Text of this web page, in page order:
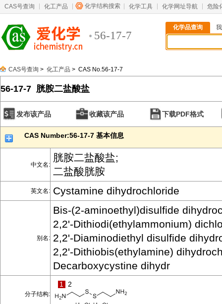
CAS号查询 化工产品 化学结构搜索 化学工具 化学网址导航 危险
56-17-7
化学品查询
CAS号查询 > 化工产品 > CAS No.56-17-7
56-17-7 胱胺二盐酸盐
发布该产品 收藏该产品 下载PDF格式
CAS Number:56-17-7 基本信息
中文名:
胱胺二盐酸盐;
二盐酸胱胺
英文名: Cystamine dihydrochloride
别名:
Bis-(2-aminoethyl)disulfide
2,2'-Dithiodi(ethylammonium)
2,2'-Diaminodiethyl disulfide
2,2'-Dithiobis(ethylamine)
Decarboxycystine dihydr
分子结构:
1 2